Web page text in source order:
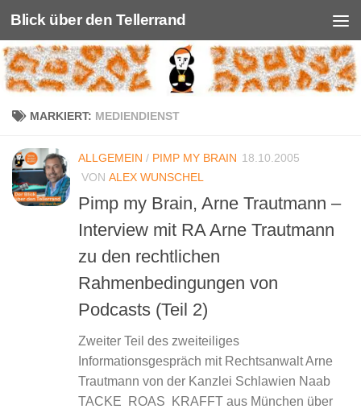
Unter dem Inhalt
Blick über den Tellerrand
MARKIERT: MEDIENDIENST
ALLGEMEIN / PIMP MY BRAIN 18.10.2005
VON ALEX WUNSCHEL
Pimp my Brain, Arne Trautmann –
Interview mit RA Arne Trautmann
zu den rechtlichen
Rahmenbedingungen von
Podcasts (Teil 2)
Zweiter Teil des zweiteiliges
Informationsgespräch mit Rechtsanwalt Arne
Trautmann von der Kanzlei Schlawien Naab
TACKE ROAS KRAFFT aus München über